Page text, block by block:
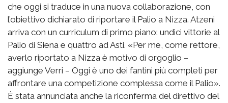
che oggi si traduce in una nuova collaborazione, con
l’obiettivo dichiarato di riportare il Palio a Nizza. Atzeni
arriva con un curriculum di primo piano: undici vittorie al
Palio di Siena e quattro ad Asti. «Per me, come rettore,
averlo riportato a Nizza è motivo di orgoglio –
aggiunge Verri – Oggi è uno dei fantini più completi per
affrontare una competizione complessa come il Palio».
È stata annunciata anche la riconferma del direttivo del